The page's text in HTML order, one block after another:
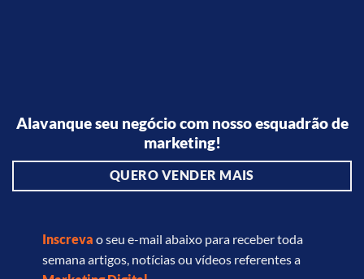
Alavanque seu negócio com nosso esquadrão de
marketing!
QUERO VENDER MAIS
Inscreva o seu e-mail abaixo para receber toda
semana artigos, notícias ou vídeos referentes a